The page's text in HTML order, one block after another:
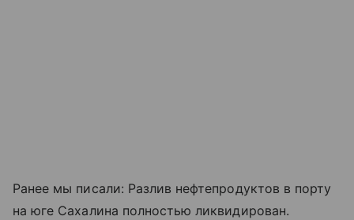
Ранее мы писали: Разлив нефтепродуктов в порту
на юге Сахалина полностью ликвидирован.